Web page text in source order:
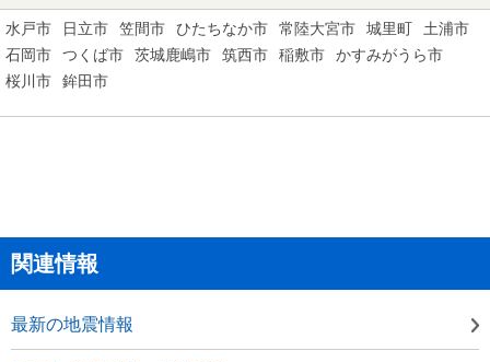
水戸市 日立市 笠間市 ひたちなか市 常陸大宮市 城里町
土浦市
石岡市
つくば市 茨城鹿嶋市 筑西市 稲敷市
かすみがうら市
桜川市
鉾田市
関連情報
最新の地震情報